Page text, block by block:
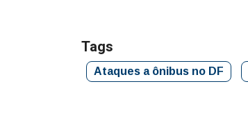
Tags
Ataques a ônibus no DF